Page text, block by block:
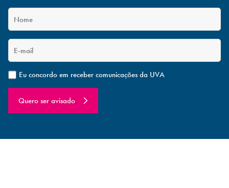
Eu concordo em receber comunicações da UVA
Quero ser avisado